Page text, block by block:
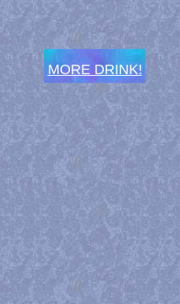
MORE DRINK!